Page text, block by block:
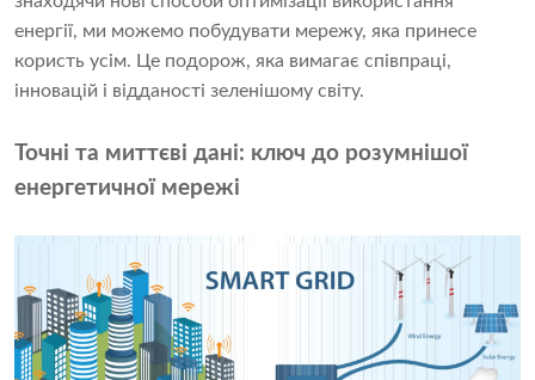
енергії, ми можемо побудувати мережу, яка принесе
користь усім. Це подорож, яка вимагає співпраці,
інновацій і відданості зеленішому світу.
Точні та миттєві дані: ключ до розумнішої
енергетичної мережі